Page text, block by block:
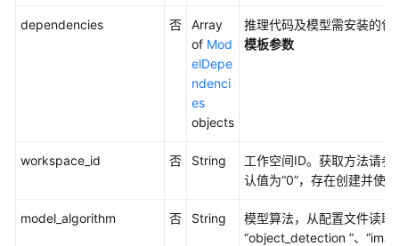
策
dependencies 否
Array
of Mod
elDepe
ndenci
es
objects
推理代码及模型需安装的
模板参数
workspace_id 否 String
工作空间ID。获取方法请参
认值为“0”，存在创建并使
model_algorithm 否 String
模型算法，从配置文件读
“object_detection ”、